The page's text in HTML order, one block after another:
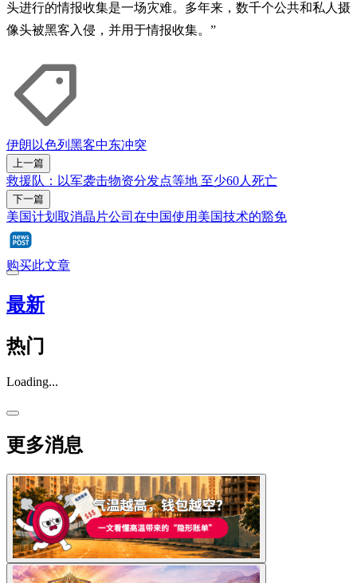
头进行的情报收集是一场灾难。多年来，数千个公共和私人摄
像头被黑客入侵，并用于情报收集。”
伊朗以色列 黑客中东冲突
上一篇
救援队：以军袭击物资分发点等地 至少60人死亡
下一篇
美国计划取消晶片公司在中国使用美国技术的豁免
购买此文章
最新
热门
Loading...
更多消息